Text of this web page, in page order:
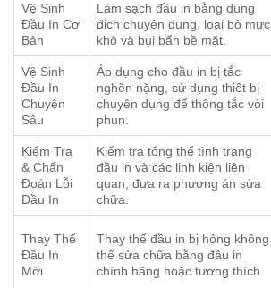
Vệ Sinh
Đầu In Cơ
Bản
Làm sạch đầu in bằng dung
dịch chuyên dụng, loại bỏ mực
khô và bụi bẩn bề mặt.
Vệ Sinh
Đầu In
Chuyên
Sâu
Áp dụng cho đầu in bị tắc
nghẽn nặng, sử dụng thiết bị
chuyên dụng để thông tắc vòi
phun.
Kiểm Tra
& Chẩn
Đoán Lỗi
Đầu In
Kiểm tra tổng thể tình trạng
đầu in và các linh kiện liên
quan, đưa ra phương án sửa
chữa.
Thay Thế
Đầu In
Mới
Thay thế đầu in bị hỏng không
thể sửa chữa bằng đầu in
chính hãng hoặc tương thích.